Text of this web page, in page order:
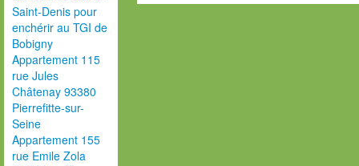
Saint-Denis pour
enchérir au TGI de
Bobigny
Appartement 115
rue Jules
Châtenay 93380
Pierrefitte-sur-
Seine
Appartement 155
rue Emile Zola